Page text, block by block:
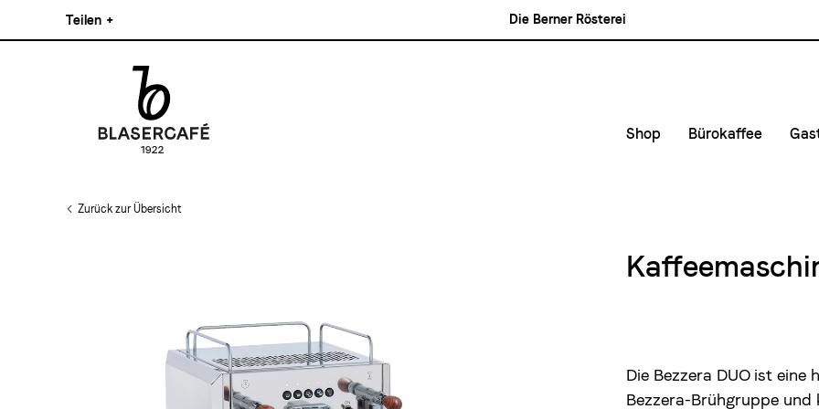
Teilen +
Pinterest
Instagram
Linkedin
Die Berner Rösterei
Shop Bürokaffee
Zurück zur Übersicht
Die Bezzera DUO ist
Bezzera-Brühgruppe